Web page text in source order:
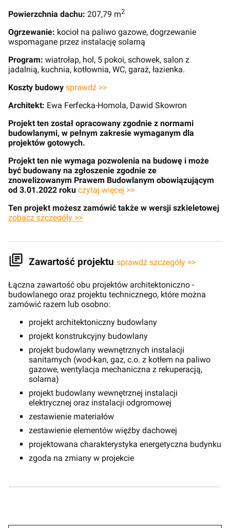
Powierzchnia dachu: 207,79 m2
Ogrzewanie: kocioł na paliwo gazowe, dogrzewanie
wspomagane przez instalację solarną
Program: wiatrołap, hol, 5 pokoi, schowek, salon z
jadalnią, kuchnia, kotłownia, WC, garaż, łazienka.
Koszty budowy sprawdź >>
Architekt: Ewa Ferfecka-Homola, Dawid Skowron
Projekt ten został opracowany zgodnie z normami
budowlanymi, w pełnym zakresie wymaganym dla
projektów gotowych.
Projekt ten nie wymaga pozwolenia na budowę i może
być budowany na zgłoszenie zgodnie ze
znowelizowanym Prawem Budowlanym obowiązującym
od 3.01.2022 roku czytaj więcej >>
Ten projekt możesz zamówić także w wersji szkieletowej
zobacz szczegóły >>
Zawartość projektu sprawdź szczegóły >>
Łączna zawartość obu projektów architektoniczno -
budowlanego oraz projektu technicznego, które można
zamówić razem lub osobno:
projekt architektoniczny budowlany
projekt konstrukcyjny budowlany
projekt budowlany wewnętrznych instalacji
sanitarnych (wod-kan, gaz, c.o. z kotłem na paliwo
gazowe, wentylacja mechaniczna z rekuperacją,
solarna)
projekt budowlany wewnętrznej instalacji
elektrycznej oraz instalacji odgromowej
zestawienie materiałów
zestawienie elementów więźby dachowej
projektowana charakterystyka energetyczna budynku
zgoda na zmiany w projekcie